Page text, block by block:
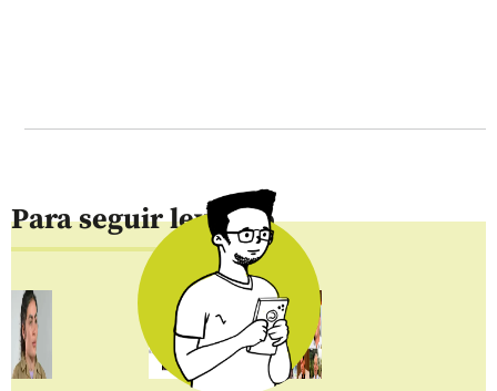
Para seguir leyendo